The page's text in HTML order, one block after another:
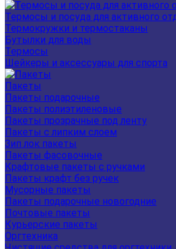
Термосы и посуда для активного
Термокружки и термостаканы
Бутылки для воды
Термосы
Шейкеры и аксессуары для спорта
Пакеты
Пакеты подарочные
Пакеты полиэтиленовые
Пакеты прозрачные под ленту
Пакеты с липким слоем
Зип лок пакеты
Пакеты фасовочные
Крафтовые пакеты с ручками
Пакеты крафт без ручек
Мусорные пакеты
Пакеты подарочные новогодние
Почтовые пакеты
Курьерские пакеты
Оргтехника